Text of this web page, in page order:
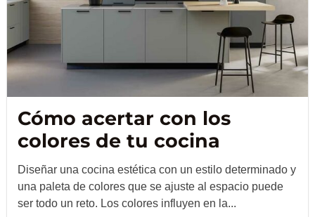
Cómo acertar con los
colores de tu cocina
Diseñar una cocina estética con un estilo determinado y
una paleta de colores que se ajuste al espacio puede
ser todo un reto. Los colores influyen en la...